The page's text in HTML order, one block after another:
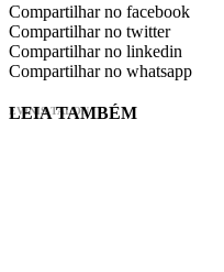
Compartilhar no facebook
Compartilhar no twitter
Compartilhar no linkedin
Compartilhar no whatsapp
EVINIS TALON
LEIA TAMBÉM